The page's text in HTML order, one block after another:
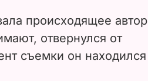
происходящее автор
отвернулся от
съемки он находился